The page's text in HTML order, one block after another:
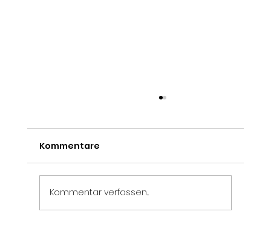
Jahresrückblick 2025
Kommentare
Kommentar verfassen...